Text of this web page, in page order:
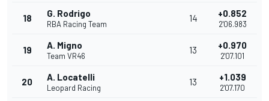
18 G. Rodrigo
RBA Racing Team
14 +0.852
2'06.983
19 A. Migno
Team VR46
13 +0.970
2'07.101
20 A. Locatelli
Leopard Racing
13 +1.039
2'07.170